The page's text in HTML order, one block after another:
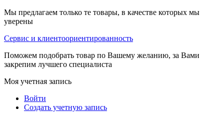
Мы предлагаем только те товары, в качестве которых мы
уверены
Сервис и клиентоориентированность
Поможем подобрать товар по Вашему желанию, за Вами
закрепим лучшего специалиста
Моя учетная запись
Войти
Создать учетную запись